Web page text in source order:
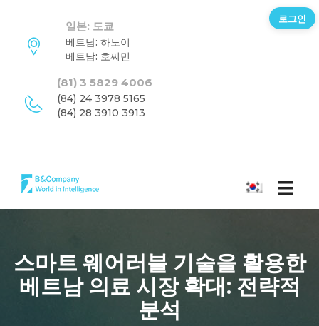
일본: 도쿄
베트남: 하노이
베트남: 호찌민
(81) 3 5829 4006
(84) 24 3978 5165
(84) 28 3910 3913
한국어
스마트 웨어러블 기술을 활용한
베트남 의료 시장 확대: 전략적
분석
로그인